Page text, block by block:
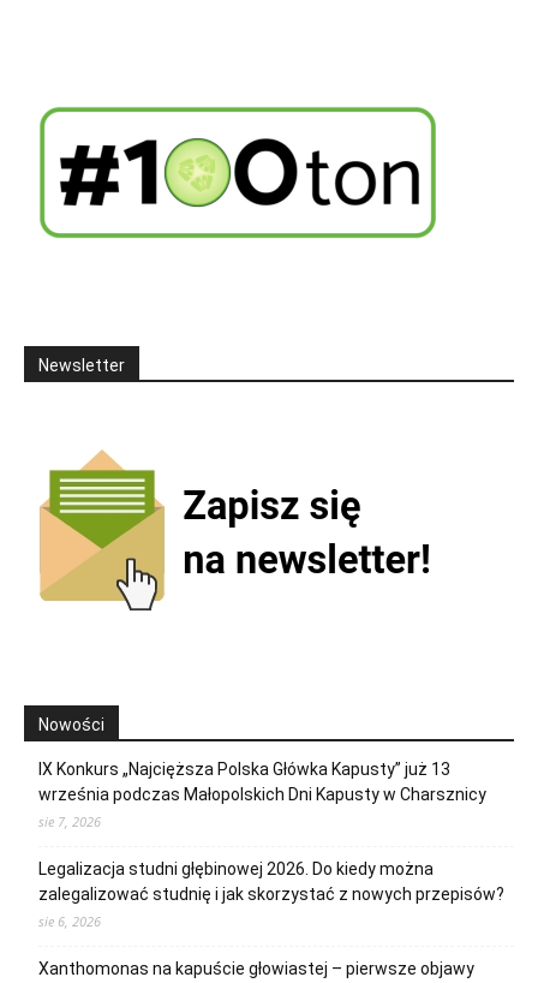
Newsletter
Nowości
IX Konkurs „Najcięższa Polska Główka Kapusty” już 13
września podczas Małopolskich Dni Kapusty w Charsznicy
sie 7, 2026
Legalizacja studni głębinowej 2026. Do kiedy można
zalegalizować studnię i jak skorzystać z nowych przepisów?
sie 6, 2026
Xanthomonas na kapuście głowiastej – pierwsze objawy